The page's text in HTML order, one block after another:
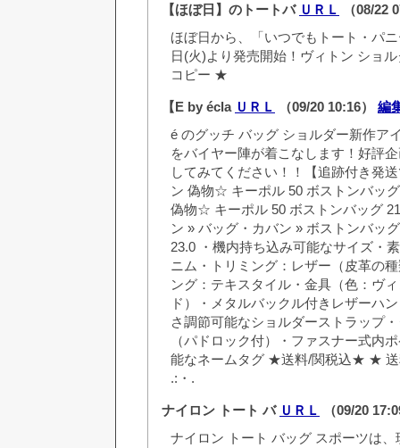
【ほぼ日】のトートバ ＵＲＬ
（08/22
ほぼ日から、「いつでもトート・パ
日(火)より発売開始！ヴィトン ショ
コピー ★
【E by écla ＵＲＬ （09/20 10:16） 編
é のグッチ バッグ ショルダー新作ア
をバイヤー陣が着こなします！好評
してみてください！！【追跡付き発
ン 偽物☆ キーポル 50 ボストンバッ
偽物☆ キーポル 50 ボストンバッグ
ン » バッグ・カバン » ボストンバッ
23.0 ・機内持ち込み可能なサイズ・
ニム・トリミング：レザー（皮革の
ング：テキスタイル・金具（色：ヴ
ド）・メタルバックル付きレザーハ
さ調節可能なショルダーストラップ
（パドロック付）・ファスナー式内
能なネームタグ ★送料/関税込★ ★ 送
.:・.
ナイロン トート バ ＵＲＬ
（09/20
ナイロン トート バッグ スポーツは